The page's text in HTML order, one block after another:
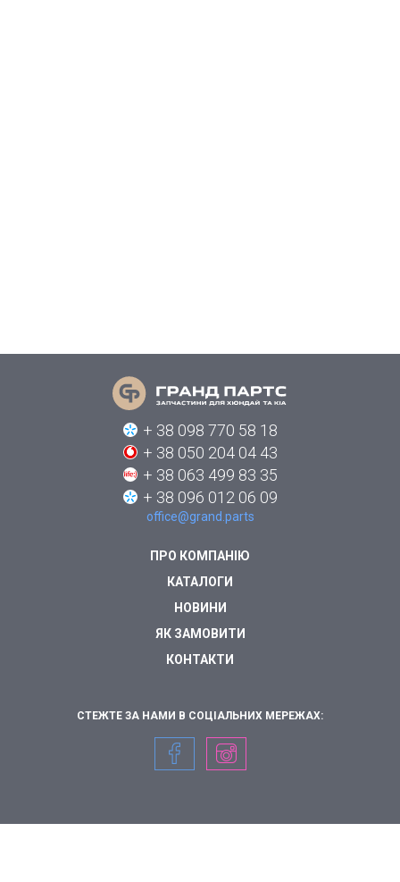
ПРО КОМПАНІЮ
КАТАЛОГИ
НОВИНИ
ЯК ЗАМОВИТИ
КОНТАКТИ
+ 38 098 770 58 18
+ 38 050 204 04 43
+ 38 063 499 83 35
+ 38 096 012 06 09
office@grand.parts
СТЕЖТЕ ЗА НАМИ В СОЦІАЛЬНИХ МЕРЕЖАХ: